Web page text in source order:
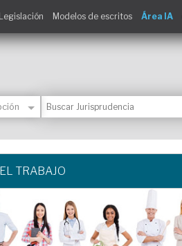
Legislación Modelos de escritos Área IA
TRABAJO